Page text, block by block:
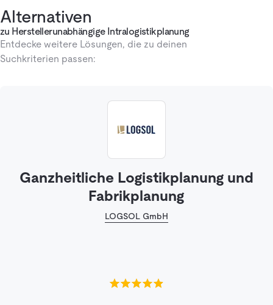
Alternativen
zu Herstellerunabhängige Intralogistikplanung
Entdecke weitere Lösungen, die zu deinen
Suchkriterien passen:
Ganzheitliche Logistikplanung und
Fabrikplanung
LOGSOL GmbH